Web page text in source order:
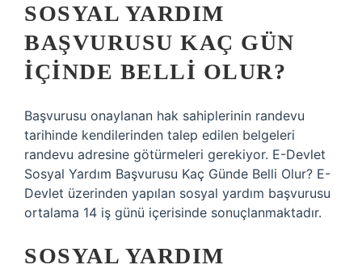
SOSYAL YARDIM
BAŞVURUSU KAÇ GÜN
IÇINDE BELLI OLUR?
Başvurusu onaylanan hak sahiplerinin randevu
tarihinde kendilerinden talep edilen belgeleri
randevu adresine götürmeleri gerekiyor. E-Devlet
Sosyal Yardım Başvurusu Kaç Günde Belli Olur? E-
Devlet üzerinden yapılan sosyal yardım başvurusu
ortalama 14 iş günü içerisinde sonuçlanmaktadır.
SOSYAL YARDIM